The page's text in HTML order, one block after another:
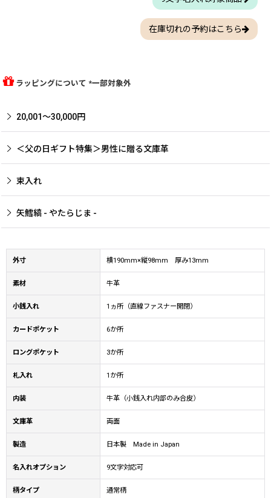
在庫切れの予約はこちら
ラッピングについて *一部対象外
20,001〜30,000円
＜父の日ギフト特集＞男性に贈る文庫革
束入れ
矢鱈縞 - やたらじま -
外寸 横190mm×縦98mm 厚み13mm
素材 牛革
小銭入れ 1ヵ所（直線ファスナー開閉）
カードポケット 6か所
ロングポケット 3か所
札入れ 1か所
内装 牛革（小銭入れ内部のみ合皮）
文庫革 両面
製造 日本製 Made in Japan
名入れオプション 9文字対応可
柄タイプ 通常柄